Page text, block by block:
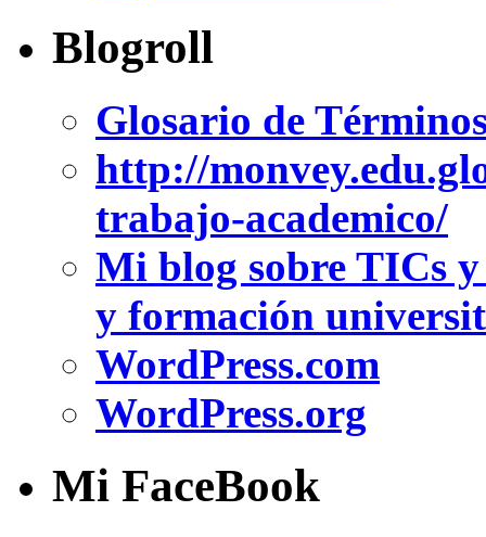
Blogroll
Glosario de
http://
trabajo-academico/
Mi blog sobre TICs
y formación
WordPress.com
WordPress.org
Mi FaceBook